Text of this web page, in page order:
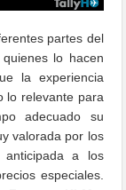
partes del
lo hacen
la experiencia
lo relevante para
adecuado su
valorada por los
a los
especiales.